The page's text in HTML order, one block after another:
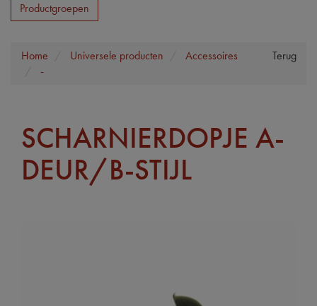
Productgroepen
Terug
Home Universele producten
Accessoires
-
SCHARNIERDOPJE A-
DEUR/B-STIJL